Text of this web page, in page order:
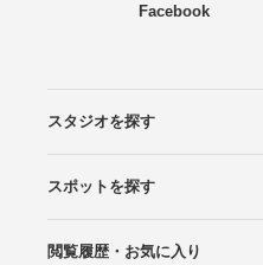
Facebook
スタジオを探す
エリアから探す
こだわりから探す
NEW PHOTO STYLE
プランから探す
フォトタイプ診断
フォトグラファーから探す
国内リゾートから探す
スポットを探す
ロケーションから探す
スタジオから探す
閲覧履歴・お気に入り